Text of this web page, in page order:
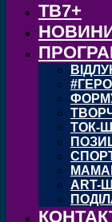
ТВ7+
#ГЕРОЇ
ТОК-
ART-